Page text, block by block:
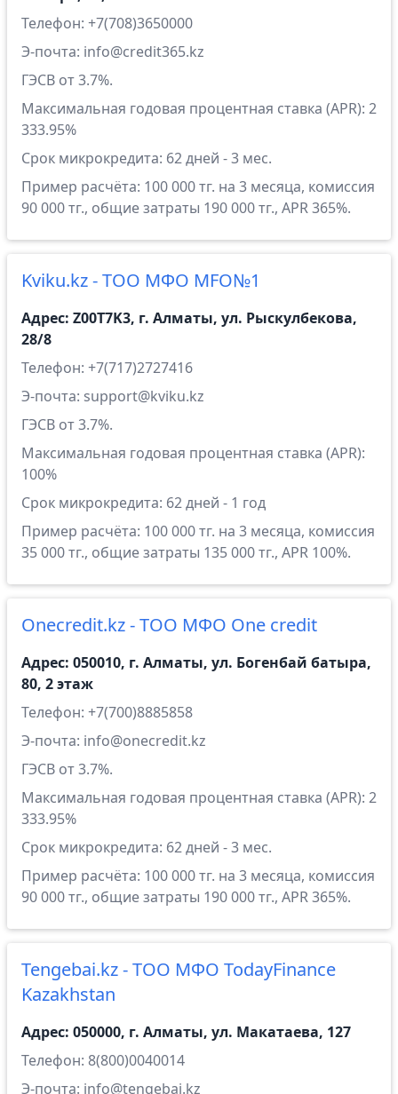
Телефон: +7(708)3650000
Э-почта: info@credit365.kz
ГЭСВ от 3.7%.
Максимальная годовая процентная ставка (APR): 2
333.95%
Срок микрокредита: 62 дней - 3 мес.
Пример расчёта: 100 000 тг. на 3 месяца, комиссия
90 000 тг., общие затраты 190 000 тг., APR 365%.
Kviku.kz - ТОО МФО MFO№1
Адрес: Z00T7K3, г. Алматы, ул. Рыскулбекова,
28/8
Телефон: +7(717)2727416
Э-почта: support@kviku.kz
ГЭСВ от 3.7%.
Максимальная годовая процентная ставка (APR):
100%
Срок микрокредита: 62 дней - 1 год
Пример расчёта: 100 000 тг. на 3 месяца, комиссия
35 000 тг., общие затраты 135 000 тг., APR 100%.
Onecredit.kz - ТОО МФО One credit
Адрес: 050010, г. Алматы, ул. Богенбай батыра,
80, 2 этаж
Телефон: +7(700)8885858
Э-почта: info@onecredit.kz
ГЭСВ от 3.7%.
Максимальная годовая процентная ставка (APR): 2
333.95%
Срок микрокредита: 62 дней - 3 мес.
Пример расчёта: 100 000 тг. на 3 месяца, комиссия
90 000 тг., общие затраты 190 000 тг., APR 365%.
Tengebai.kz - ТОО МФО TodayFinance
Kazakhstan
Адрес: 050000, г. Алматы, ул. Макатаева, 127
Телефон: 8(800)0040014
Э-почта: info@tengebai.kz